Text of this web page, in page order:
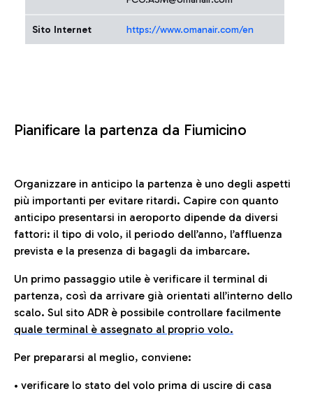
Sito Internet https://www.omanair.com/en
Pianificare la partenza da Fiumicino
Organizzare in anticipo la partenza è uno degli aspetti
più importanti per evitare ritardi. Capire con quanto
anticipo presentarsi in aeroporto dipende da diversi
fattori: il tipo di volo, il periodo dell’anno, l’affluenza
prevista e la presenza di bagagli da imbarcare.
Un primo passaggio utile è verificare il terminal di
partenza, così da arrivare già orientati all’interno dello
scalo. Sul sito ADR è possibile controllare facilmente
quale terminal è assegnato al proprio volo.
Per prepararsi al meglio, conviene:
• verificare lo stato del volo prima di uscire di casa